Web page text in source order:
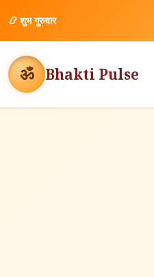
📿शुभ गुरुवार
ॐ Bhakti Pulse